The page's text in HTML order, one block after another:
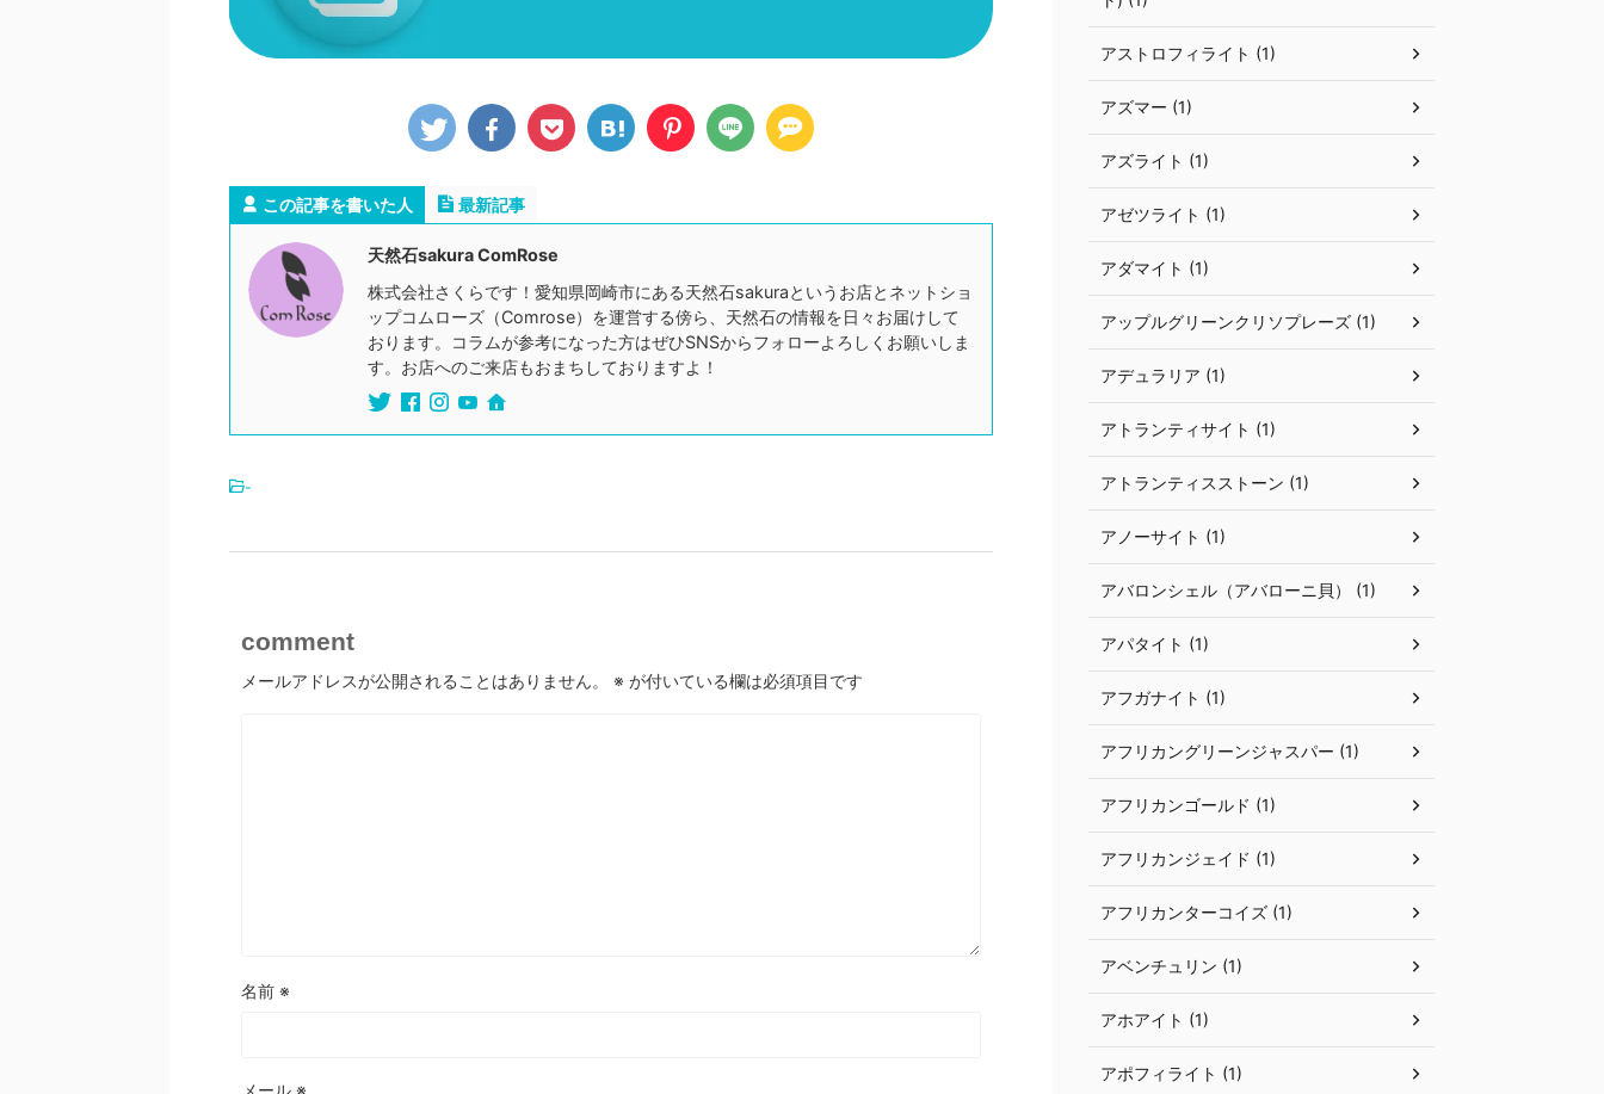
この記事を書いた人 最新記事
天然石sakura ComRose
株式会社さくらです！愛知県岡崎市にある天然石sakuraというお店とネットショ
ップコムローズ（Comrose）を運営する傍ら、天然石の情報を日々お届けして
おります。コラムが参考になった方はぜひSNSからフォローよろしくお願いしま
す。お店へのご来店もおまちしておりますよ！
-
comment
メールアドレスが公開されることはありません。 ※ が付いている欄は必須項目です
名前 ※
アストロフィライト (1)
アズマー (1)
アズライト (1)
アゼツライト (1)
アダマイト (1)
アップルグリーンクリソプレーズ (1)
アデュラリア (1)
アトランティサイト (1)
アトランティスストーン (1)
アノーサイト (1)
アバロンシェル（アバローニ貝） (1)
アパタイト (1)
アフガナイト (1)
アフリカングリーンジャスパー (1)
アフリカンゴールド (1)
アフリカンジェイド (1)
アフリカンターコイズ (1)
アベンチュリン (1)
アホアイト (1)
アポフィライト (1)